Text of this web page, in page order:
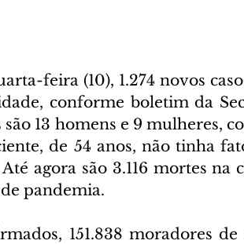
feira (10), 1.274 novos
conforme boletim da
13 homens e 9 mulheres,
de 54 anos, não tinha
agora são 3.116 mortes na
pandemia.
151.838 moradores